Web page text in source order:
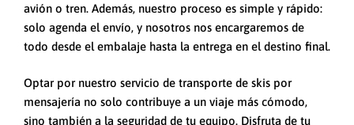
avión o tren. Además, nuestro proceso es simple y rápido:
solo agenda el envío, y nosotros nos encargaremos de
todo desde el embalaje hasta la entrega en el destino final.
Optar por nuestro servicio de transporte de skis por
mensajería no solo contribuye a un viaje más cómodo,
sino también a la seguridad de tu equipo. Disfruta de tu